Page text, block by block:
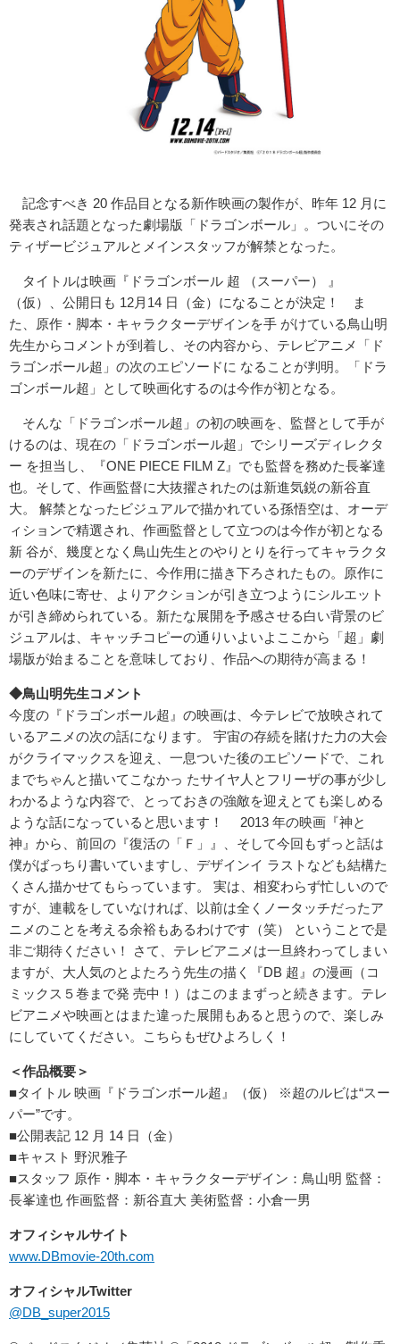
記念すべき 20 作品目となる新作映画の製作が、昨年 12 月に
発表され話題となった劇場版「ドラゴンボール」。ついにその
ティザービジュアルとメインスタッフが解禁となった。
タイトルは映画『ドラゴンボール 超 （スーパー） 』
（仮）、公開日も 12月14 日（金）になることが決定！ ま
た、原作・脚本・キャラクターデザインを手 がけている鳥山明
先生からコメントが到着し、その内容から、テレビアニメ「ド
ラゴンボール超」の次のエピソードに なることが判明。「ドラ
ゴンボール超」として映画化するのは今作が初となる。
そんな「ドラゴンボール超」の初の映画を、監督として手が
けるのは、現在の「ドラゴンボール超」でシリーズディレクタ
ー を担当し、『ONE PIECE FILM Z』でも監督を務めた長峯達
也。そして、作画監督に大抜擢されたのは新進気鋭の新谷直
大。 解禁となったビジュアルで描かれている孫悟空は、オーデ
ィションで精選され、作画監督として立つのは今作が初となる
新 谷が、幾度となく鳥山先生とのやりとりを行ってキャラクタ
ーのデザインを新たに、今作用に描き下ろされたもの。原作に
近い色味に寄せ、よりアクションが引き立つようにシルエット
が引き締められている。新たな展開を予感させる白い背景のビ
ジュアルは、キャッチコピーの通りいよいよここから「超」劇
場版が始まることを意味しており、作品への期待が高まる！
◆鳥山明先生コメント
今度の『ドラゴンボール超』の映画は、今テレビで放映されて
いるアニメの次の話になります。 宇宙の存続を賭けた力の大会
がクライマックスを迎え、一息ついた後のエピソードで、これ
までちゃんと描いてこなかっ たサイヤ人とフリーザの事が少し
わかるような内容で、とっておきの強敵を迎えとても楽しめる
ような話になっていると思います！ 2013 年の映画『神と
神』から、前回の『復活の「Ｆ」』、そして今回もずっと話は
僕がばっちり書いていますし、デザインイ ラストなども結構た
くさん描かせてもらっています。 実は、相変わらず忙しいので
すが、連載をしていなければ、以前は全くノータッチだったア
ニメのことを考える余裕もあるわけです（笑） ということで是
非ご期待ください！ さて、テレビアニメは一旦終わってしまい
ますが、大人気のとよたろう先生の描く『DB 超』の漫画（コ
ミックス５巻まで発 売中！）はこのままずっと続きます。テレ
ビアニメや映画とはまた違った展開もあると思うので、楽しみ
にしていてください。こちらもぜひよろしく！
＜作品概要＞
■タイトル 映画『ドラゴンボール超』（仮） ※超のルビは“スー
パー”です。
■公開表記 12 月 14 日（金）
■キャスト 野沢雅子
■スタッフ 原作・脚本・キャラクターデザイン：鳥山明 監督：
長峯達也 作画監督：新谷直大 美術監督：小倉一男
オフィシャルサイト
www.DBmovie-20th.com
オフィシャルTwitter
@DB_super2015